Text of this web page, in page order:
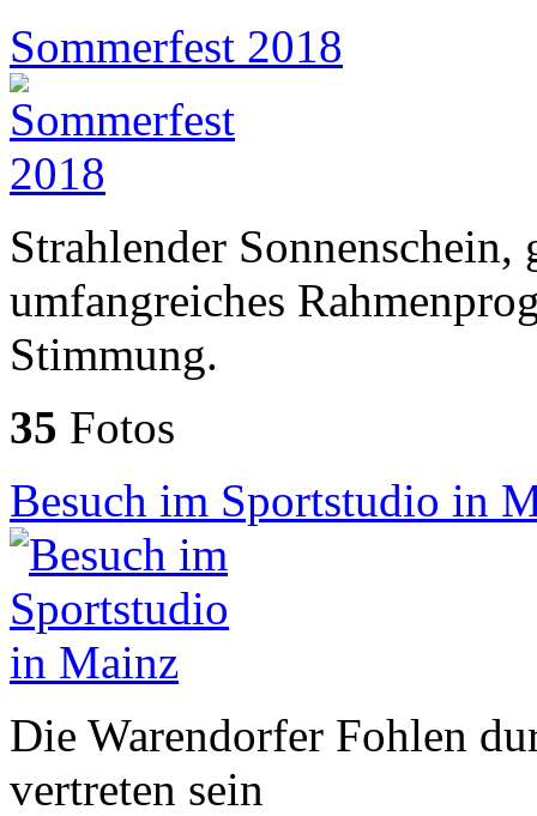
Sommerfest 2018
Strahlender
umfangreiches
Stimmung.
35 Fotos
Besuch im Sportstudio in
Die Warendorfer Fohlen
vertreten sein